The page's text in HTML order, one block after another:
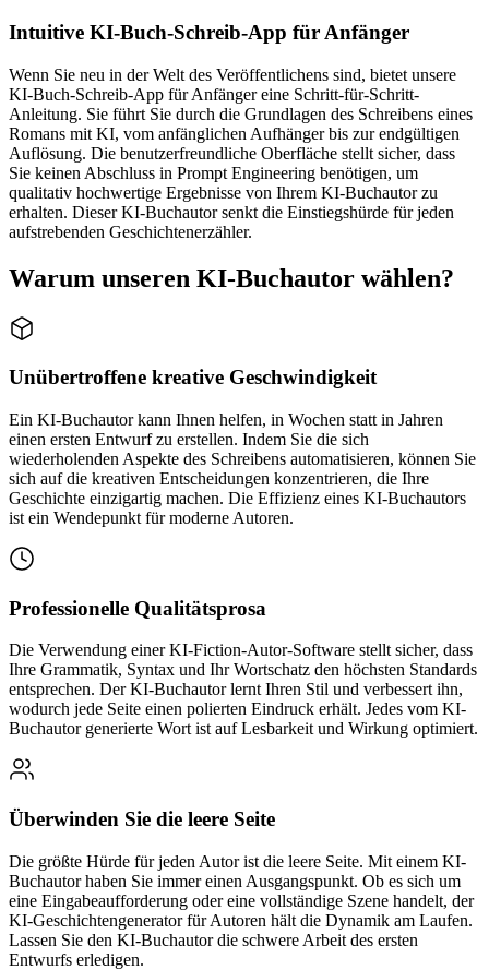
Intuitive KI-Buch-Schreib-App für Anfänger
Wenn Sie neu in der Welt des Veröffentlichens sind, bietet unsere
KI-Buch-Schreib-App für Anfänger eine Schritt-für-Schritt-
Anleitung. Sie führt Sie durch die Grundlagen des Schreibens eines
Romans mit KI, vom anfänglichen Aufhänger bis zur endgültigen
Auflösung. Die benutzerfreundliche Oberfläche stellt sicher, dass
Sie keinen Abschluss in Prompt Engineering benötigen, um
qualitativ hochwertige Ergebnisse von Ihrem KI-Buchautor zu
erhalten. Dieser KI-Buchautor senkt die Einstiegshürde für jeden
aufstrebenden Geschichtenerzähler.
Warum unseren KI-Buchautor wählen?
Unübertroffene kreative Geschwindigkeit
Ein KI-Buchautor kann Ihnen helfen, in Wochen statt in Jahren
einen ersten Entwurf zu erstellen. Indem Sie die sich
wiederholenden Aspekte des Schreibens automatisieren, können Sie
sich auf die kreativen Entscheidungen konzentrieren, die Ihre
Geschichte einzigartig machen. Die Effizienz eines KI-Buchautors
ist ein Wendepunkt für moderne Autoren.
Professionelle Qualitätsprosa
Die Verwendung einer KI-Fiction-Autor-Software stellt sicher, dass
Ihre Grammatik, Syntax und Ihr Wortschatz den höchsten Standards
entsprechen. Der KI-Buchautor lernt Ihren Stil und verbessert ihn,
wodurch jede Seite einen polierten Eindruck erhält. Jedes vom KI-
Buchautor generierte Wort ist auf Lesbarkeit und Wirkung optimiert.
Überwinden Sie die leere Seite
Die größte Hürde für jeden Autor ist die leere Seite. Mit einem KI-
Buchautor haben Sie immer einen Ausgangspunkt. Ob es sich um
eine Eingabeaufforderung oder eine vollständige Szene handelt, der
KI-Geschichtengenerator für Autoren hält die Dynamik am Laufen.
Lassen Sie den KI-Buchautor die schwere Arbeit des ersten
Entwurfs erledigen.